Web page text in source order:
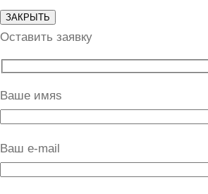
ЗАКРЫТЬ
Оставить заявку
Ваше имяs
Ваш e-mail